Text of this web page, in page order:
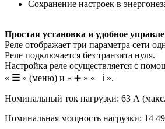
Сохранение настроек в
Простая установка и удобное
Реле отображает три параметра сети
Реле подключается без транзита нуля.
Настройка реле осуществляется с
« ☰ » (меню) и « ➕ » « ℹ️ ».
Номинальный ток нагрузки: 63 А
Номинальная мощность нагрузки: 14